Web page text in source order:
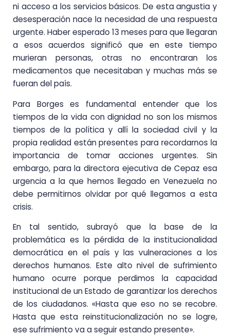
ni acceso a los servicios básicos. De esta angustia y
desesperación nace la necesidad de una respuesta
urgente. Haber esperado 13 meses para que llegaran
a esos acuerdos significó que en este tiempo
murieran personas, otras no encontraran los
medicamentos que necesitaban y muchas más se
fueran del país.
Para Borges es fundamental entender que los
tiempos de la vida con dignidad no son los mismos
tiempos de la política y allí la sociedad civil y la
propia realidad están presentes para recordarnos la
importancia de tomar acciones urgentes. Sin
embargo, para la directora ejecutiva de Cepaz esa
urgencia a la que hemos llegado en Venezuela no
debe permitirnos olvidar por qué llegamos a esta
crisis.
En tal sentido, subrayó que la base de la
problemática es la pérdida de la institucionalidad
democrática en el país y las vulneraciones a los
derechos humanos. Este alto nivel de sufrimiento
humano ocurre porque perdimos la capacidad
institucional de un Estado de garantizar los derechos
de los ciudadanos. «Hasta que eso no se recobre.
Hasta que esta reinstitucionalización no se logre,
ese sufrimiento va a seguir estando presente».